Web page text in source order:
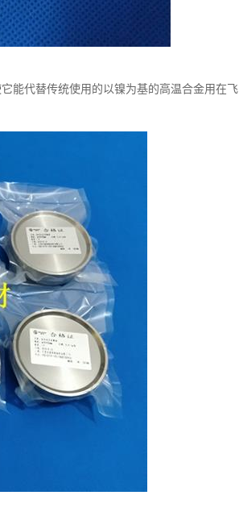
能代替传统使用的以镍为基的高温合金用在飞